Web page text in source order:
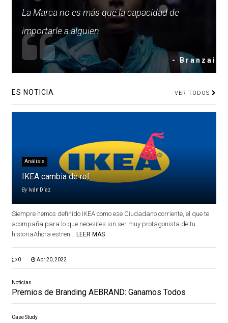
La Marca no es más que la capacidad de
importarle a alguien
- Branzai
ES NOTICIA VER TODOS
Análisis
IKEA cambia de rol
By Iván Díaz
Siempre hemos definido IKEA como ese Ciudadano corriente, el que te
acompaña para lo que necesites sin ser muy protagonista de tu
historiaAhora estren... LEER MÁS
0 Apr 20, 2022
Noticias
Premios de Branding AEBRAND: Ganamos Todos
Case Study